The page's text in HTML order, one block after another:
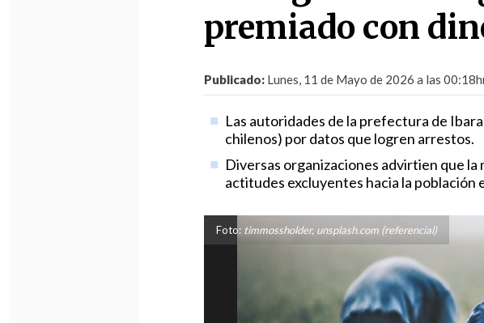
premiado con
Publicado: Lunes, 11 de Mayo de 2026 a las
Las autoridades de la prefectura de
chilenos) por datos que logren arrestos.
Diversas organizaciones advirtien que
actitudes excluyentes hacia la población
Foto: timmossholder, unsplash.com (referencial)